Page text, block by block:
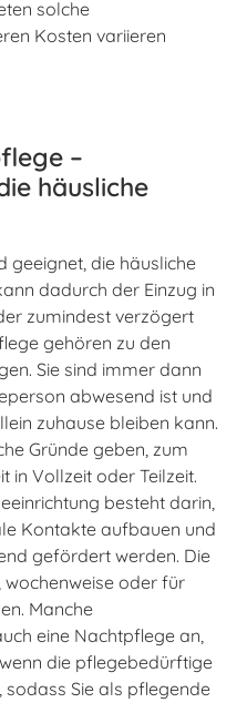
solche
Kosten variieren
–
häusliche
geeignet, die häusliche
dadurch der Einzug in
zumindest verzögert
gehören zu den
Sie sind immer dann
abwesend ist und
zuhause bleiben kann.
Gründe geben, zum
in Vollzeit oder Teilzeit.
besteht darin,
Kontakte aufbauen und
gefördert werden. Die
oder für
Manche
eine Nachtpflege an,
die pflegebedürftige
sodass Sie als pflegende